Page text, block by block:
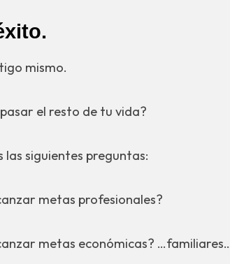
mismo.
el resto de tu vida?
siguientes preguntas:
metas profesionales?
metas económicas?